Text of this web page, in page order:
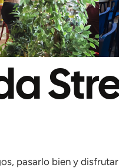
pasarlo bien y